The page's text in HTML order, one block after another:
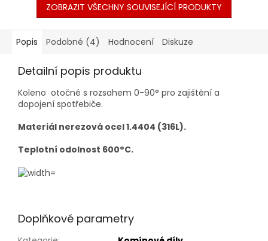
ZOBRAZIT VŠECHNY SOUVISEJÍCÍ PRODUKTY
Popis Podobné (4) Hodnocení Diskuze
Detailní popis produktu
Koleno otočné s rozsahem 0-90° pro zajištění a
dopojení spotřebiče.
Materiál nerezová ocel 1.4404 (316L).
Teplotní odolnost 600°C.
Doplňkové parametry